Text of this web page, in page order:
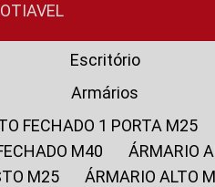
Escritório
Armários
FECHADO 1 PORTA M25
M40
ÁRMARIO
M25
ÁRMARIO ALTO